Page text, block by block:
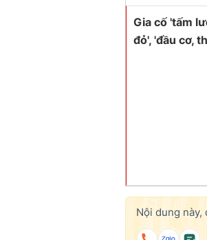
Gia cố 'tấm
đỏ', 'đầu cơ,
Nội dung này,